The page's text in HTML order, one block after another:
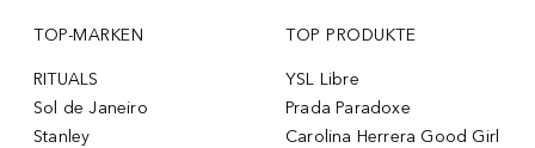
TOP-MARKEN
RITUALS
Sol de Janeiro
Stanley
TOP PRODUKTE
YSL Libre
Prada Paradoxe
Carolina Herrera Good Girl